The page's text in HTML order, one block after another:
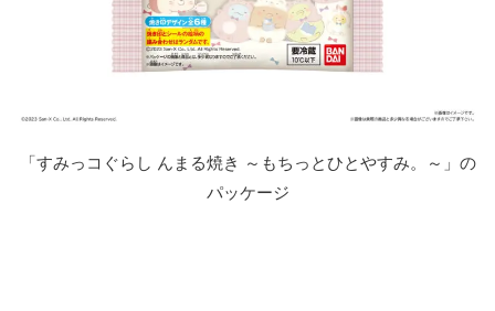
「すみっコぐらし んまる焼き ～もちっとひとやすみ。～」の
パッケージ